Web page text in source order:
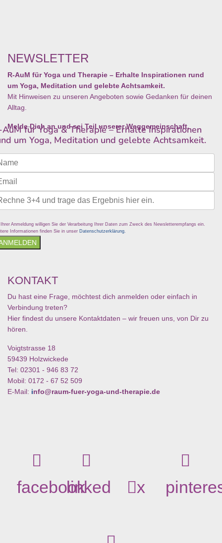
NEWSLETTER
R-AuM für Yoga und Therapie – Erhalte Inspirationen rund
um Yoga, Meditation und gelebte Achtsamkeit.
Mit Hinweisen zu unseren Angeboten sowie Gedanken für deinen
Alltag.
Melde Dich an und sei Teil unserer Weggemeinschaft.
AuM für Yoga & Therapie – Erhalte Inspirationen
um Yoga, Meditation und gelebte Achtsamkeit.
Anmeldung willigen Sie der Verarbeitung Ihrer Daten zum Zweck des Newsletterempfangs ein.
Informationen finden Sie in unser Datenschutzerklärung.
KONTAKT
Du hast eine Frage, möchtest dich anmelden oder einfach in
Verbindung treten?
Hier findest du unsere Kontaktdaten – wir freuen uns, von Dir zu
hören.
Voigtstrasse 18
59439 Holzwickede
Tel: 02301 - 946 83 72
Mobil: 0172 - 67 52 509
E-Mail: info@raum-fuer-yoga-und-therapie.de
facebooklinked x